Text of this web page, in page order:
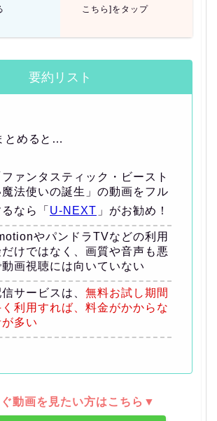
こちら]をタップ
要約リスト
とめると…
ァンタスティック・ビースト
魔法使いの誕生」の動画をフル
なら「 U-NEXT 」がお勧め！
やパンドラTVなどの利用
けではなく、画質や音声も悪
画視聴には向いていない
サービスは、 無料お試し期間
く利用すれば、料金がかからな
多い
動画を見たい方はこちら▼